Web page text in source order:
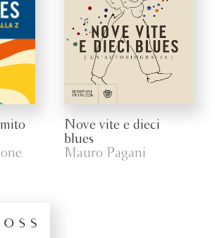
Nove vite e dieci
blues
Mauro Pagani